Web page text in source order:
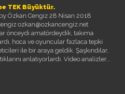
TEK Büyüktür.
Özkan Cengiz 28 Nisan 2018
ozkan@ozkancengiz.net
önceydi amatördeydik, takıma
hoca ve oyuncular fazlaca tepki
ile bir araya geldik. Şaşkındılar,
anlatıyorlardı. Video analizler...